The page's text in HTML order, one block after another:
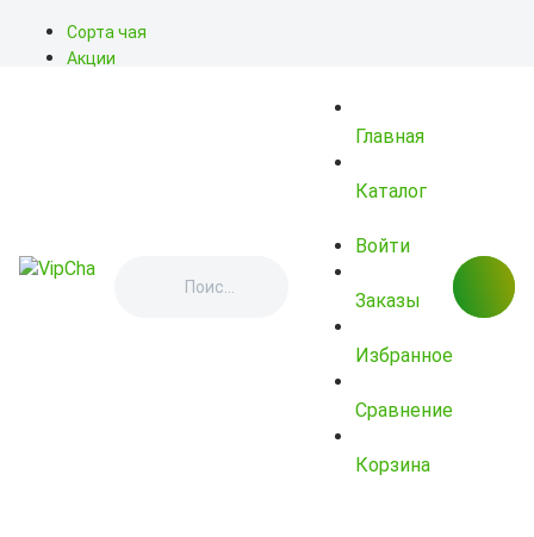
Сорта чая
Акции
Главная
Каталог
Войти
Заказы
Избранное
Сравнение
Корзина